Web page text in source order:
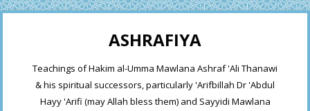
ASHRAFIYA
Teachings of Hakim al-Umma Mawlana Ashraf 'Ali Thanawi
& his spiritual successors, particularly 'Arifbillah Dr 'Abdul
Hayy 'Arifi (may Allah bless them) and Sayyidi Mawlana